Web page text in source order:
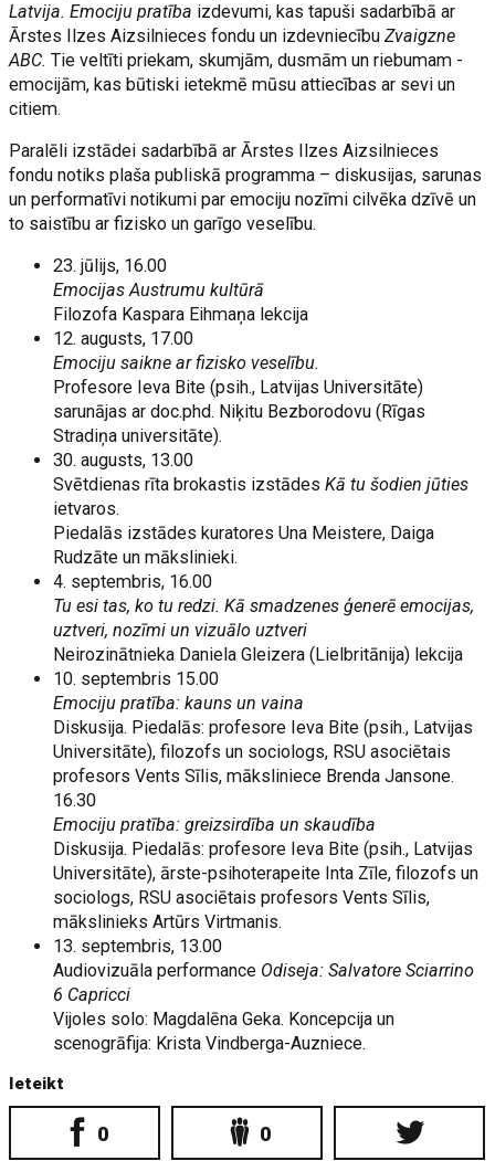
Latvija. Emociju pratība izdevumi, kas tapuši sadarbībā ar
Ārstes Ilzes Aizsilnieces fondu un izdevniecībuZvaigzne
ABC. Tie veltīti priekam, skumjām, dusmām un riebumam -
emocijām, kas būtiski ietekmē mūsu attiecības ar sevi un
citiem.
Paralēli izstādei sadarbībā ar Ārstes Ilzes Aizsilnieces
fondu notiks plaša publiskā programma – diskusijas, sarunas
un performatīvi notikumi par emociju nozīmi cilvēka dzīvē un
to saistību ar fizisko un garīgo veselību.
23. jūlijs, 16.00
Emocijas Austrumu kultūrā
Filozofa Kaspara Eihmaņa lekcija
12. augusts, 17.00
Emociju saikne ar fizisko veselību.
Profesore Ieva Bite (psih., Latvijas Universitāte)
sarunājas ar doc.phd. Niķitu Bezborodovu (Rīgas
Stradiņa universitāte).
30. augusts, 13.00
Svētdienas rīta brokastis izstādesKā tu šodien jūties
ietvaros.
Piedalās izstādes kuratores Una Meistere, Daiga
Rudzāte un mākslinieki.
4. septembris, 16.00
Tu esi tas, ko tu redzi. Kā smadzenes ģenerē emocijas,
uztveri, nozīmi un vizuālo uztveri
Neirozinātnieka Daniela Gleizera (Lielbritānija) lekcija
10. septembris 15.00
Emociju pratība: kauns un vaina
Diskusija. Piedalās: profesore Ieva Bite (psih., Latvijas
Universitāte), filozofs un sociologs, RSU asociētais
profesors Vents Sīlis, māksliniece Brenda Jansone.
16.30
Emociju pratība: greizsirdība un skaudība
Diskusija. Piedalās: profesore Ieva Bite (psih., Latvijas
Universitāte), ārste-psihoterapeite Inta Zīle, filozofs un
sociologs, RSU asociētais profesors Vents Sīlis,
mākslinieks Artūrs Virtmanis.
13. septembris, 13.00
Audiovizuāla performance Odiseja: Salvatore Sciarrino
6 Capricci
Vijoles solo: Magdalēna Geka. Koncepcija un
scenogrāfija: Krista Vindberga-Auzniece.
Ieteikt
0 0